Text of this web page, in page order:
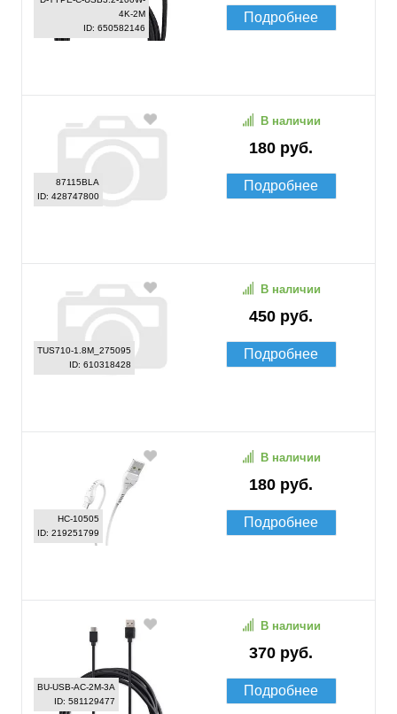
4K-2M
ID: 650582146
Подробнее
87115BLA
ID: 428747800
180 руб.
В наличии
Подробнее
TUS710-1.8M_275095
ID: 610318428
450 руб.
В наличии
Подробнее
HC-10505
ID: 219251799
180 руб.
В наличии
Подробнее
BU-USB-AC-2M-3A
ID: 581129477
370 руб.
В наличии
Подробнее